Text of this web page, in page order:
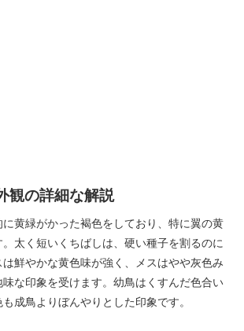
観の詳細な解説
黄緑がかった褐色をしており、特に翼の黄
太く短いくちばしは、硬い種子を割るのに
鮮やかな黄色味が強く、メスはやや灰色み
な印象を受けます。幼鳥はくすんだ色合い
成鳥よりぼんやりとした印象です。